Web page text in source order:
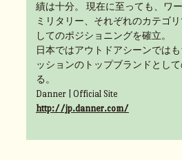
績は十分。 現在に至っても、ワ
ミリタリー、それぞれのカテゴ
してのポジショニングを確立。
日本ではアウトドアシーンでは
ッションのトップブランドとし
る。
Danner | Official Site
http://jp.danner.com/